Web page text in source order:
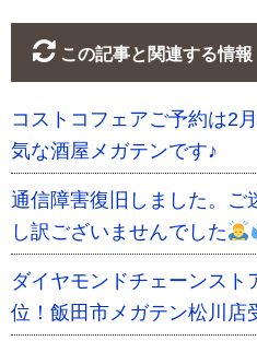
この記事と関連する情報
コストコフェアご予約は2
気な酒屋メガテンです♪
通信障害復旧しました。ご
し訳ございませんでした
ダイヤモンドチェーンスト
位！飯田市メガテン松川店